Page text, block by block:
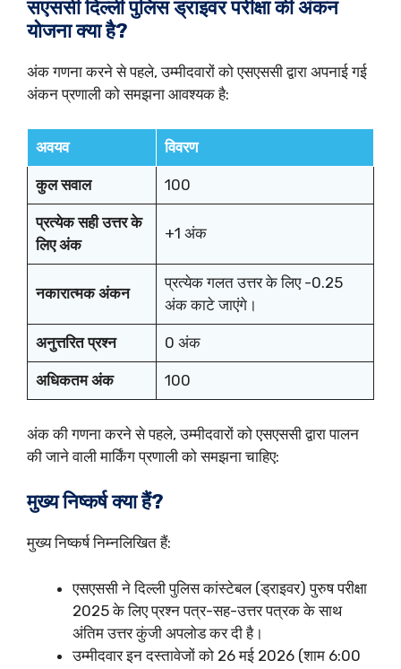
सएससी दिल्ली पुलिस ड्राइवर परीक्षा की अंकन
योजना क्या है?
अंक गणना करने से पहले, उम्मीदवारों को एसएससी द्वारा अपनाई गई
अंकन प्रणाली को समझना आवश्यक है:
अवयव विवरण
कुल सवाल 100
प्रत्येक सही उत्तर के
लिए अंक
+1 अंक
नकारात्मक अंकन
प्रत्येक गलत उत्तर के लिए -0.25
अंक काटे जाएंगे।
अनुत्तरित प्रश्न 0 अंक
अधिकतम अंक 100
अंक की गणना करने से पहले, उम्मीदवारों को एसएससी द्वारा पालन
की जाने वाली मार्किंग प्रणाली को समझना चाहिए:
मुख्य निष्कर्ष क्या हैं?
मुख्य निष्कर्ष निम्नलिखित हैं:
एसएससी ने दिल्ली पुलिस कांस्टेबल (ड्राइवर) पुरुष परीक्षा
2025 के लिए प्रश्न पत्र-सह-उत्तर पत्रक के साथ
अंतिम उत्तर कुंजी अपलोड कर दी है।
उम्मीदवार इन दस्तावेजों को 26 मई 2026 (शाम 6:00